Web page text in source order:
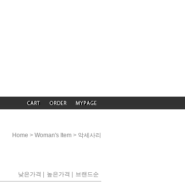
Home > Woman's Item > 악세사리
낮은가격 높은가격 브랜드순